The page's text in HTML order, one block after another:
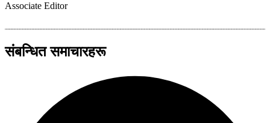
Associate Editor
संबन्धित समाचारहरू